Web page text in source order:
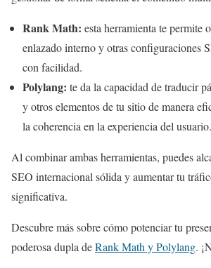
Rank Math: esta herramienta te permite
enlazado interno y otras configuraciones
con facilidad.
Polylang: te da la capacidad de traducir
y otros elementos de tu sitio de manera
la coherencia en la experiencia del usuario.
Al combinar ambas herramientas, puedes
SEO internacional sólida y aumentar tu
significativa.
Descubre más sobre cómo potenciar tu
poderosa dupla deRank Math y Polylang.